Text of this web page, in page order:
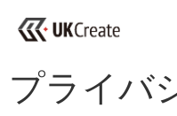
プライバ